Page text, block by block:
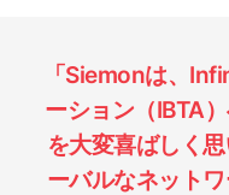
「Siemonは、
ーション（IBTA
を大変喜ばしく
ーバルなネット